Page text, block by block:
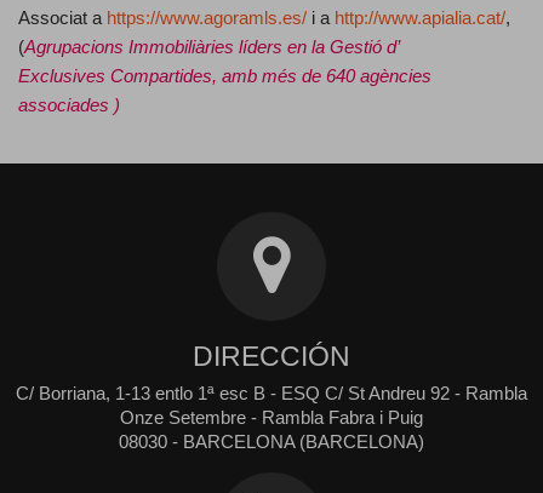
Associat a https://www.agoramls.es/ i a http://www.apialia.cat/,
(Agrupacions Immobiliàries líders en la Gestió d’
Exclusives Compartides, amb més de 640 agències
associades )
DIRECCIÓN
C/ Borriana, 1-13 entlo 1ª esc B - ESQ C/ St Andreu 92 - Rambla
Onze Setembre - Rambla Fabra i Puig
08030 - BARCELONA (BARCELONA)